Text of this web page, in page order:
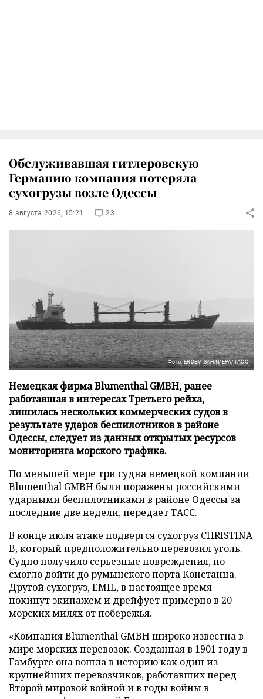
Обслуживавшая гитлеровскую
Германию компания потеряла
сухогрузы возле Одессы
8 августа 2026, 15:21 23
Фото: ERDEM SAHIN/EPA/ТАСС
Немецкая фирма Blumenthal GMBH, ранее
работавшая в интересах Третьего рейха,
лишилась нескольких коммерческих судов в
результате ударов беспилотников в районе
Одессы, следует из данных открытых ресурсов
мониторинга морского трафика.
По меньшей мере три судна немецкой компании
Blumenthal GMBH были поражены российскими
ударными беспилотниками в районе Одессы за
последние две недели, передаетТАСС.
В конце июля атаке подвергся сухогруз CHRISTINA
B, который предположительно перевозил уголь.
Судно получило серьезные повреждения, но
смогло дойти до румынского порта Констанца.
Другой сухогруз, EMIL, в настоящее время
покинут экипажем и дрейфует примерно в 20
морских милях от побережья.
«Компания Blumenthal GMBH широко известна в
мире морских перевозок. Созданная в 1901 году в
Гамбурге она вошла в историю как один из
крупнейших перевозчиков, работавших перед
Второй мировой войной и в годы войны в